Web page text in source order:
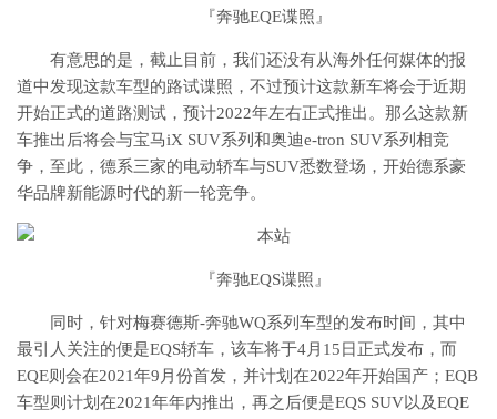
『奔驰EQE谍照』
有意思的是，截止目前，我们还没有从海外任何媒体的报
道中发现这款车型的路试谍照，不过预计这款新车将会于近期
开始正式的道路测试，预计2022年左右正式推出。那么这款新
车推出后将会与宝马iX SUV系列和奥迪e-tron SUV系列相竞
争，至此，德系三家的电动轿车与SUV悉数登场，开始德系豪
华品牌新能源时代的新一轮竞争。
『奔驰EQS谍照』
同时，针对梅赛德斯-奔驰WQ系列车型的发布时间，其中
最引人关注的便是EQS轿车，该车将于4月15日正式发布，而
EQE则会在2021年9月份首发，并计划在2022年开始国产；EQB
车型则计划在2021年年内推出，再之后便是EQS SUV以及EQE